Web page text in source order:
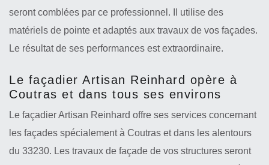
seront comblées par ce professionnel. Il utilise des
matériels de pointe et adaptés aux travaux de vos façades.
Le résultat de ses performances est extraordinaire.
Le façadier Artisan Reinhard opère à
Coutras et dans tous ses environs
Le façadier Artisan Reinhard offre ses services concernant
les façades spécialement à Coutras et dans les alentours
du 33230. Les travaux de façade de vos structures seront